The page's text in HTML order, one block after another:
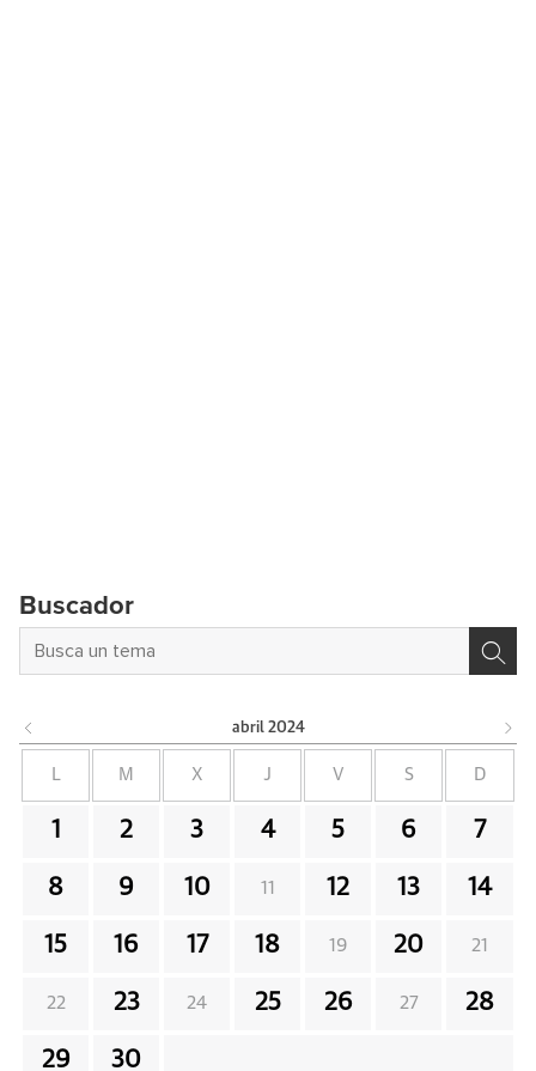
Buscador
abril 2024
L M X J V S D
1 2 3 4 5 6 7
8 9 10 11 12 13 14
15 16 17 18 19 20 21
22 23 24 25 26 27 28
29 30